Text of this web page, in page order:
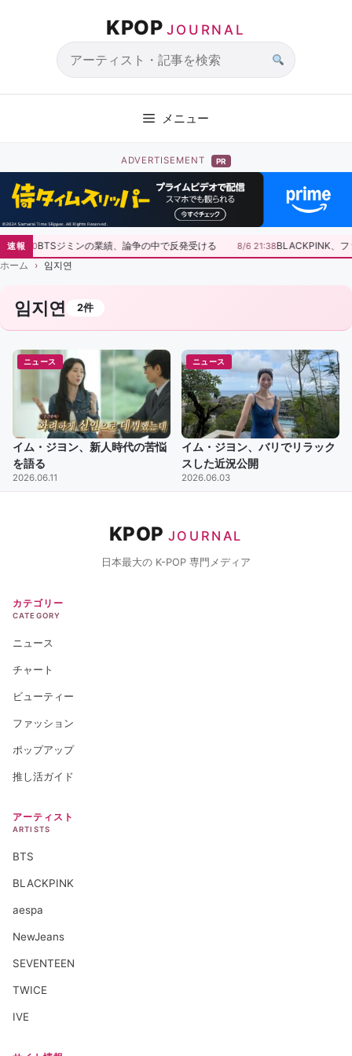
KPOP JOURNAL
サ
メニュー
ADVERTISEMENT PR
速報
7 07:30BTSジミンの業績、論争の中で反発受ける 8/6 21:38BLACKPINK、フ
ホーム
임지연
임지연 2件
ニュース
イム・ジヨン、新人時代の苦悩
を語る
2026.06.11
ニュース
イム・ジヨン、バリでリラック
スした近況公開
2026.06.03
KPOP JOURNAL
日本最大の K-POP 専門メディア
カテゴリー
CATEGORY
ニュース
チャート
ビューティー
ファッション
ポップアップ
推し活ガイド
アーティスト
ARTISTS
BTS
BLACKPINK
aespa
NewJeans
SEVENTEEN
TWICE
IVE